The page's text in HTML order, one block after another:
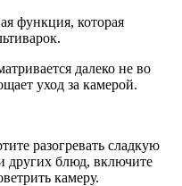
функция, которая
далеко не во
уход за камерой.
разогревать сладкую
других блюд, включите
камеру.